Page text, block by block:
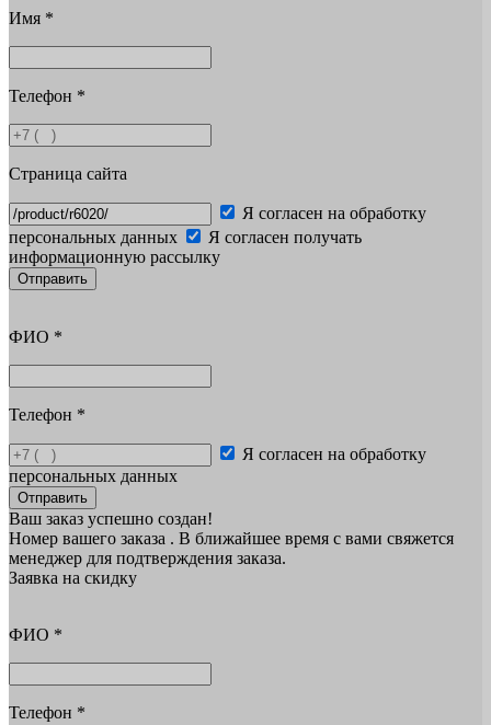
Имя *
Телефон *
Страница сайта
Я согласен на обработку
персональных данных
Я согласен получать
информационную рассылку
Отправить
ФИО *
Телефон *
Я согласен на обработку
персональных данных
Отправить
Ваш заказ успешно создан!
Номер вашего заказа . В ближайшее время с вами свяжется
менеджер для подтверждения заказа.
Заявка на скидку
ФИО *
Телефон *